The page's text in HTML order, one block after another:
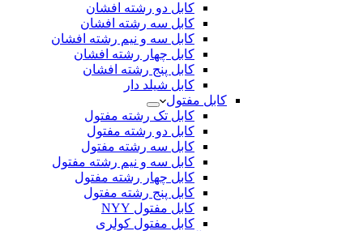
کابل دو رشته افشان
کابل سه رشته افشان
کابل سه و نیم رشته افشان
کابل چهار رشته افشان
کابل پنج رشته افشان
کابل شیلد دار
کابل مفتول
کابل تک رشته مفتول
کابل دو رشته مفتول
کابل سه رشته مفتول
کابل سه و نیم رشته مفتول
کابل چهار رشته مفتول
کابل پنج رشته مفتول
کابل مفتول NYY
کابل مفتول کولری